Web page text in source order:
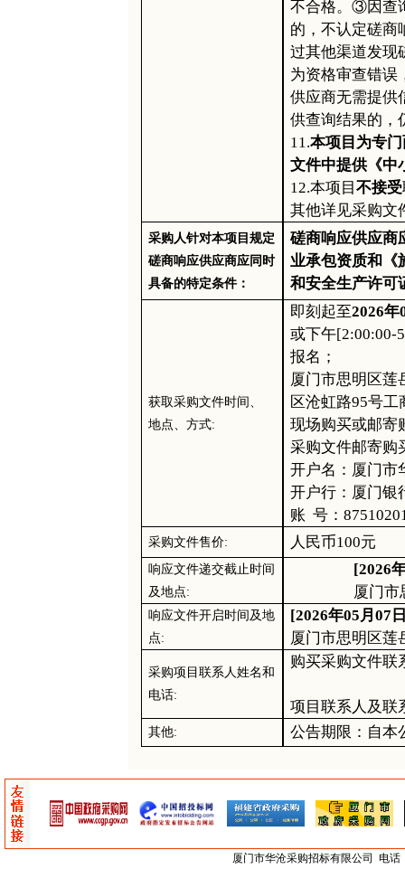
不合格。③因查
的，不认定磋商
过其他渠道发现
为资格审查错
供应商无需提供
供查询结果的，
11.本项目为专
文件中提供《中
12.本项目不接受
其他详见采购文
采购人针对本项目规定
磋商响应供应商应同时
具备的特定条件：
磋商响应供应商
业承包资质和《
和安全生产许可
获取采购文件时间、
地点、方式:
即刻起至2026年
或下午[2:00:00-
报名；
厦门市思明区莲
区沧虹路95号工
现场购买或邮寄
采购文件邮寄购
开户名：厦门市
开户行：厦门银
账 号：
采购文件售价: 人民币100元
响应文件递交截止时间
及地点:
[2026
厦门市
响应文件开启时间及地
点:
[2026年05月07
厦门市思明区莲
采购项目联系人姓名和
电话:
购买采购文件联
项目联系人及联
其他: 公告期限：自本
厦门市华沧采购招标有限公司
电话